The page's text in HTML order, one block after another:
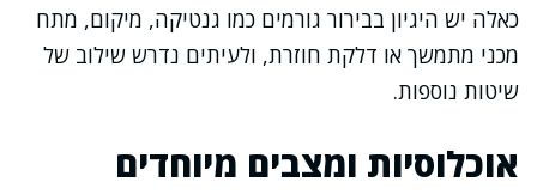
כאלה יש היגיון בבירור גורמים כמו גנטיקה, מיקום, מתח
מכני מתמשך או דלקת חוזרת, ולעיתים נדרש שילוב של
שיטות נוספות.
אוכלוסיות ומצבים מיוחדים